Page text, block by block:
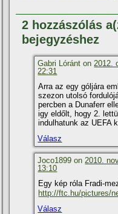
2 hozzászólás
bejegyzéshez
Gabri Lóránt on2012.
22:31
Arra az egy góljára
szezon utolsó
percben a Dunaferr
igy eldőlt, hogy 2.
indulhatunk az UEFA
Válasz
Joco1899 on2010.
13:10
Egy kép róla Fradi-
http://ftc.hu/pictures/
Válasz